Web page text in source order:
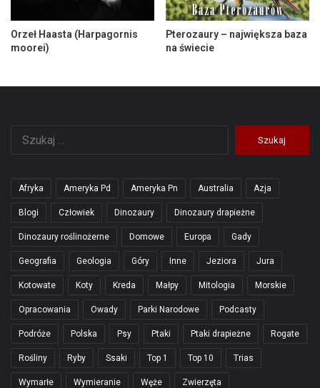
Orzeł Haasta (Harpagornis
moorei)
Pterozaury – największa baza
na świecie
Afryka Ameryka Pd Ameryka Pn Australia Azja
Blogi Człowiek Dinozaury Dinozaury drapieżne
Dinozaury roślinożerne Domowe Europa Gady
Geografia Geologia Góry Inne Jeziora Jura
Kotowate Koty Kreda Małpy Mitologia Morskie
Opracowania Owady Parki Narodowe Podcasty
Podróże Polska Psy Ptaki Ptaki drapieżne Rogate
Rośliny Ryby Ssaki Top 1 Top 10 Trias
Wymarłe Wymieranie Węże Zwierzęta